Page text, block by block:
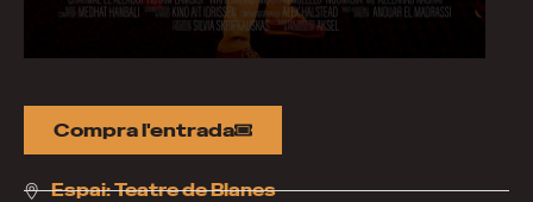
Compra l'entrada
Espai:Teatre de Blanes